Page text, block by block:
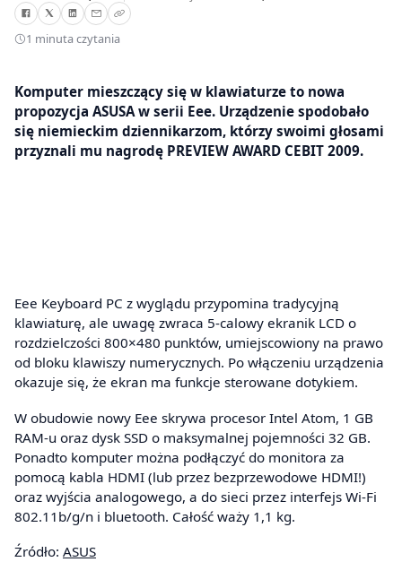
1 minuta czytania
Komputer mieszczący się w klawiaturze to nowa
propozycja ASUSA w serii Eee. Urządzenie spodobało
się niemieckim dziennikarzom, którzy swoimi głosami
przyznali mu nagrodę PREVIEW AWARD CEBIT 2009.
Eee Keyboard PC z wyglądu przypomina tradycyjną
klawiaturę, ale uwagę zwraca 5-calowy ekranik LCD o
rozdzielczości 800×480 punktów, umiejscowiony na prawo
od bloku klawiszy numerycznych. Po włączeniu urządzenia
okazuje się, że ekran ma funkcje sterowane dotykiem.
W obudowie nowy Eee skrywa procesor Intel Atom, 1 GB
RAM-u oraz dysk SSD o maksymalnej pojemności 32 GB.
Ponadto komputer można podłączyć do monitora za
pomocą kabla HDMI (lub przez bezprzewodowe HDMI!)
oraz wyjścia analogowego, a do sieci przez interfejs Wi-Fi
802.11b/g/n i bluetooth. Całość waży 1,1 kg.
Źródło: ASUS